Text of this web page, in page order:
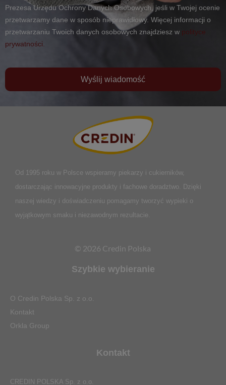
Prezesa Urzędu Ochrony Danych Osobowych, jeśli w Twojej ocenie
przetwarzamy dane w sposób nieprawidłowy. Więcej informacji o
przetwarzaniu Twoich danych osobowych znajdziesz w polityce
prywatności.
Wyślij wiadomość
Od 1995 roku w Polsce wspieramy piekarzy i cukierników,
dostarczając innowacyjne produkty i fachowe doradztwo. Dzięki
naszej wiedzy i doświadczeniu pomagamy tworzyć wypieki o
wyjątkowym smaku i niezawodnym rezultacie.
© 2026 Credin Polska
Szybkie wybieranie
O Credin Polska Sp. z o.o.
Kontakt
Orkla Group
Kontakt
CREDIN POLSKA Sp. z o.o.